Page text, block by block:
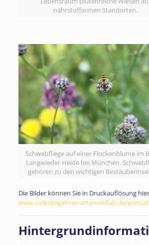
nährstoffarmen Standorten.
Schwebfliege auf einer Flockenblume im
Langwieder Heide bei München.
gehören zu den wichtigen
Die Bilder können Sie in Druckauflösung
www.volksbegehren-artenvielfalt.de/